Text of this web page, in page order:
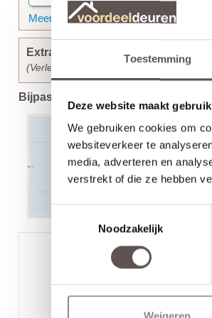
Toestemming
Deze website maakt
We gebruiken cookies om
websiteverkeer te
media, adverteren en
verstrekt of die ze hebben
Noodzakelijk
Meer informatie
Extra bewerkingen toevoegen
(Verlengt de levertijd met 3 werkdagen)
Bijpassende CanDo deuren
9.3 / 10 2.590 reviews